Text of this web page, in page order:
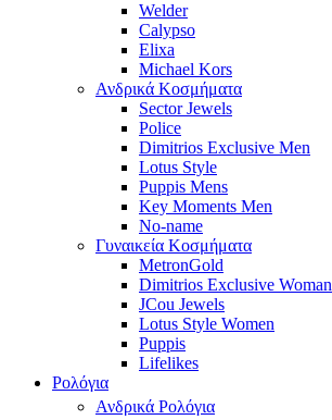
Welder
Calypso
Elixa
Michael Kors
Ανδρικά Κοσμήματα
Sector Jewels
Police
Dimitrios Exclusive Men
Lotus Style
Puppis Mens
Key Moments Men
No-name
Γυναικεία Κοσμήματα
MetronGold
Dimitrios Exclusive Woman
JCou Jewels
Lotus Style Women
Puppis
Lifelikes
Ρολόγια
Ανδρικά Ρολόγια